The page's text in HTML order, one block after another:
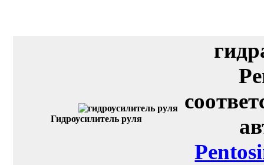
Гидроусилитель руля